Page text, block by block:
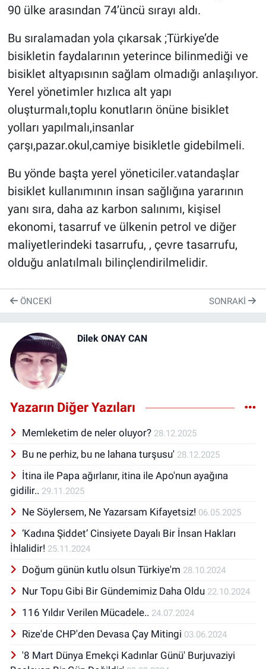
90 ülke arasından 74’üncü sırayı aldı.
Bu sıralamadan yola çıkarsak ;Türkiye’de
bisikletin faydalarının yeterince bilinmediği ve
bisiklet altyapısının sağlam olmadığı anlaşılıyor.
Yerel yönetimler hızlıca alt yapı
oluşturmalı,toplu konutların önüne bisiklet
yolları yapılmalı,insanlar
çarşı,pazar.okul,camiye bisikletle gidebilmeli.
Bu yönde başta yerel yöneticiler.vatandaşlar
bisiklet kullanımının insan sağlığına yararının
yanı sıra, daha az karbon salınımı, kişisel
ekonomi, tasarruf ve ülkenin petrol ve diğer
maliyetlerindeki tasarrufu, , çevre tasarrufu,
olduğu anlatılmalı bilinçlendirilmelidir.
ÖNCEKI SONRAKI
Dilek ONAY CAN
Yazarın Diğer Yazıları
Memleketim de neler oluyor? 28.12.2025
Bu ne perhiz, bu ne lahana turşusu' 28.12.2025
İtina ile Papa ağırlanır, itina ile Apo'nun ayağına
gidilir.. 29.11.2025
Ne Söylersem, Ne Yazarsam Kifayetsiz! 06.05.2025
‘Kadına Şiddet’ Cinsiyete Dayalı Bir İnsan Hakları
İhlalidir! 25.11.2024
Doğum günün kutlu olsun Türkiye'm 28.10.2024
Nur Topu Gibi Bir Gündemimiz Daha Oldu 22.10.2024
116 Yıldır Verilen Mücadele.. 24.07.2024
Rize'de CHP'den Devasa Çay Mitingi 03.06.2024
'8 Mart Dünya Emekçi Kadınlar Günü' Burjuvaziyi